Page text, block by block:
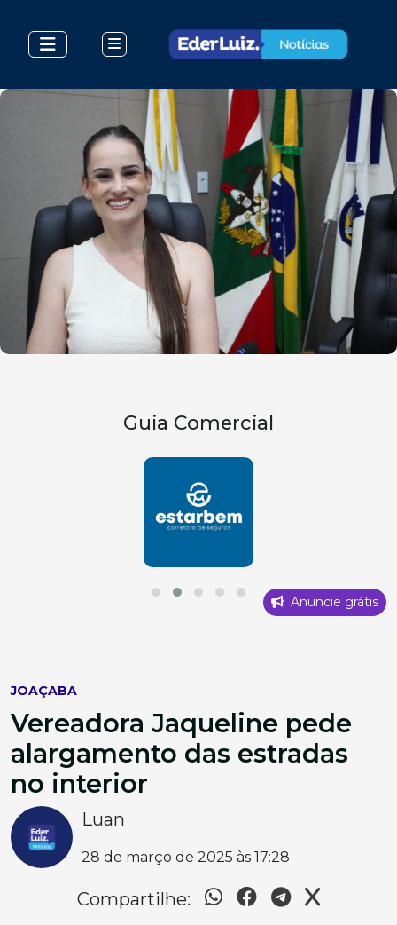
Guia Comercial
Anuncie grátis
JOAÇABA
Vereadora Jaqueline pede
alargamento das estradas
no interior
Luan
28 de março de 2025 às 17:28
Compartilhe: